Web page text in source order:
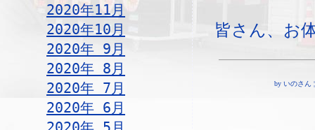
2020年11月
2020年10月
2020年 9月
2020年 8月
2020年 7月
2020年 6月
皆さん、お
by いのさん